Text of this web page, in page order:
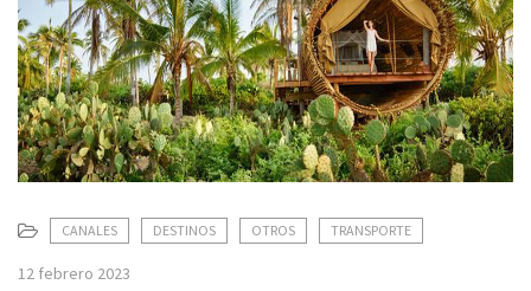
v
i
g
a
t
i
o
CANALES DESTINOS OTROS TRANSPORTE
12 febrero 2023